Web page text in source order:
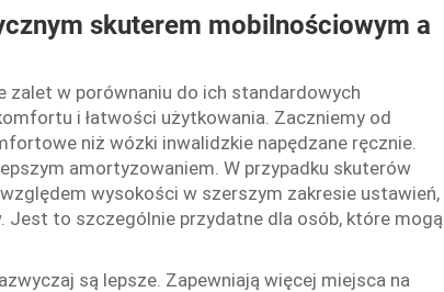
skuterem mobilnościowym a
zalet w porównaniu do ich standardowych
i łatwości użytkowania. Zaczniemy od
niż wózki inwalidzkie napędzane ręcznie.
amortyzowaniem. W przypadku skuterów
wysokości w szerszym zakresie ustawień,
Jest to szczególnie przydatne dla osób, które mogą
są lepsze. Zapewniają więcej miejsca na